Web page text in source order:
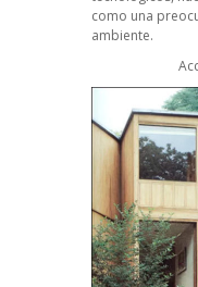
como una
ambiente.